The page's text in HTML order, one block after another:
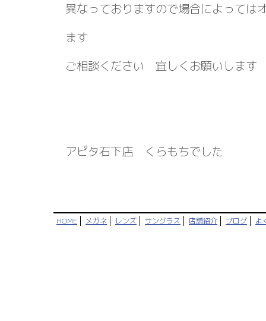
異なっておりますので場合によっては
ます
ご相談ください 宜しくお願いします
アピタ石下店 くらもちでした
HOME メガネ レンズ サングラス 店舗紹介 ブログ よ